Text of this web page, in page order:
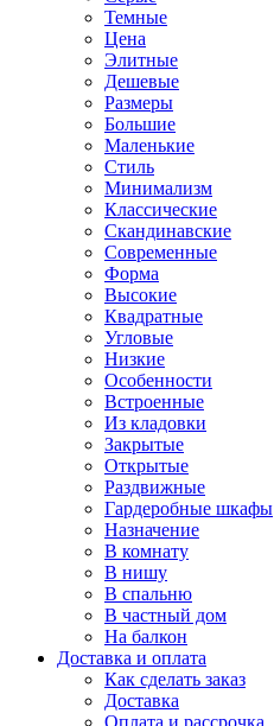
Темные
Цена
Элитные
Дешевые
Размеры
Большие
Маленькие
Стиль
Минимализм
Классические
Скандинавские
Современные
Форма
Высокие
Квадратные
Угловые
Низкие
Особенности
Встроенные
Из кладовки
Закрытые
Открытые
Раздвижные
Гардеробные шкафы
Назначение
В комнату
В нишу
В спальню
В частный дом
На балкон
Доставка и оплата
Как сделать заказ
Доставка
Оплата и рассрочка